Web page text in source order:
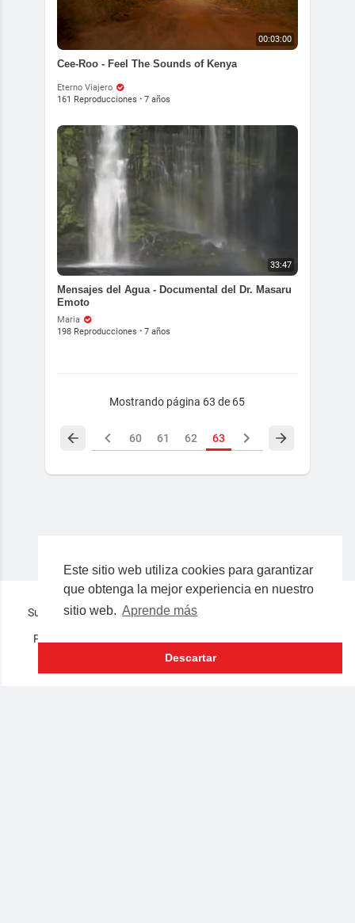
Este sitio web utiliza cookies para garantizar
que obtenga la mejor experiencia en nuestro
sitio web. Aprende más
Descartar
00:03:00
Cee-Roo - Feel The Sounds of Kenya
Eterno Viajero
161 Reproducciones · 7 años
33:47
Mensajes del Agua - Documental del Dr. Masaru
Emoto
Maria
198 Reproducciones · 7 años
Mostrando página 63 de 65
60 61 62 63
Superocho la plataforma consciente en español © 2019-2023
Preguntas frecuentes
Lenguaje